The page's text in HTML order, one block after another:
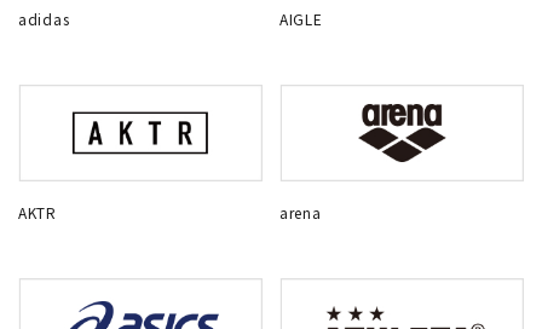
adidas AIGLE
AKTR arena